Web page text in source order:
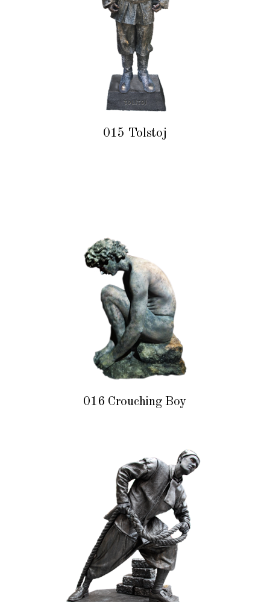
015 Tolstoj
016 Crouching Boy